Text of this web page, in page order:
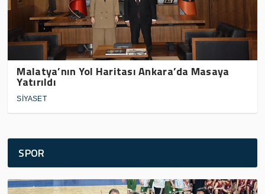
Malatya’nın Yol Haritası Ankara’da Masaya
Yatırıldı
SİYASET
SPOR